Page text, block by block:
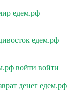
едем.рф
едем.рф
войти войти
денег едем.рф